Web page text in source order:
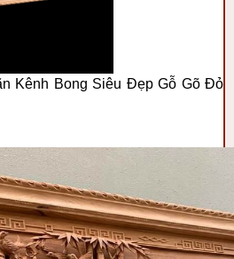
Kênh Bong Siêu Đẹp Gỗ Gõ Đỏ